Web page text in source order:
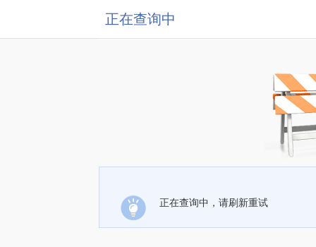
正在查询中
正在查询中，请刷新重试